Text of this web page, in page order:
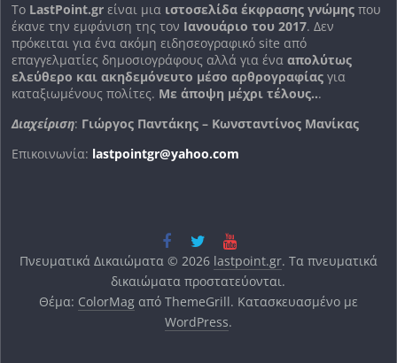
To LastPoint.gr είναι μια ιστοσελίδα έκφρασης γνώμης που
έκανε την εμφάνιση της τον Ιανουάριο του 2017. Δεν
πρόκειται για ένα ακόμη ειδησεογραφικό site από
επαγγελματίες δημοσιογράφους αλλά για ένααπολύτως
ελεύθερο και ακηδεμόνευτο μέσο αρθρογραφίας για
καταξιωμένους πολίτες. Με άποψη μέχρι τέλους...
Διαχείριση: Γιώργος Παντάκης – Κωνσταντίνος Μανίκας
Επικοινωνία: lastpointgr@yahoo.com
Πνευματικά Δικαιώματα © 2026 lastpoint.gr. Τα πνευματικά
δικαιώματα προστατεύονται.
Θέμα: ColorMagαπό ThemeGrill. Κατασκευασμένο με
WordPress.